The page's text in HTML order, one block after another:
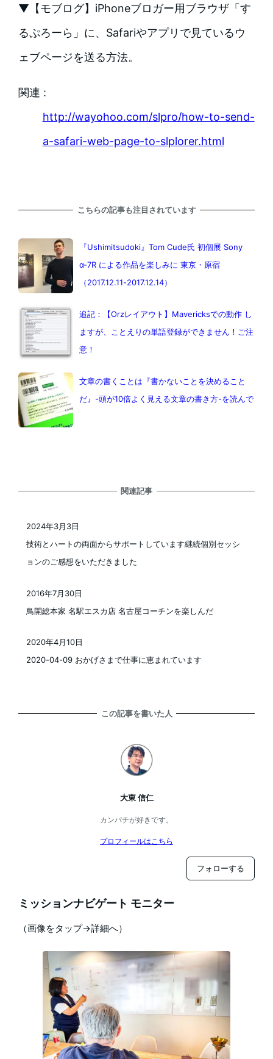
▼【モブログ】iPhoneブロガー用ブラウザ「す
るぷろーら」に、Safariやアプリで見ているウ
ェブページを送る方法。
関連 :
http://wayohoo.com/slpro/how-to-send-
a-safari-web-page-to-slplorer.html
こちらの記事も注目されています
『Ushimitsudoki』Tom Cude氏 初個展 Sony
α-7R による作品を楽しみに 東京・原宿
（2017.12.11-2017.12.14）
追記：【Orzレイアウト】Mavericksでの動作 し
ますが、ことえりの単語登録ができません！ご注
意！
文章の書くことは『書かないことを決めること
だ』-頭が10倍よく見える文章の書き方-を読んで
関連記事
技術とハートの両面からサポートしています継続個別セッシ
ョンのご感想をいただきました
2024年3月3日
鳥開総本家 名駅エスカ店 名古屋コーチンを楽しんだ
投稿日
2016年7月30日
2020-04-09 おかげさまで仕事に恵まれています
2020年4月10日
この記事を書いた人
大東 信仁
カンパチが好きです。
プロフィールはこちら
フォローする
ミッションナビゲート モニター
（画像をタップ→詳細へ）